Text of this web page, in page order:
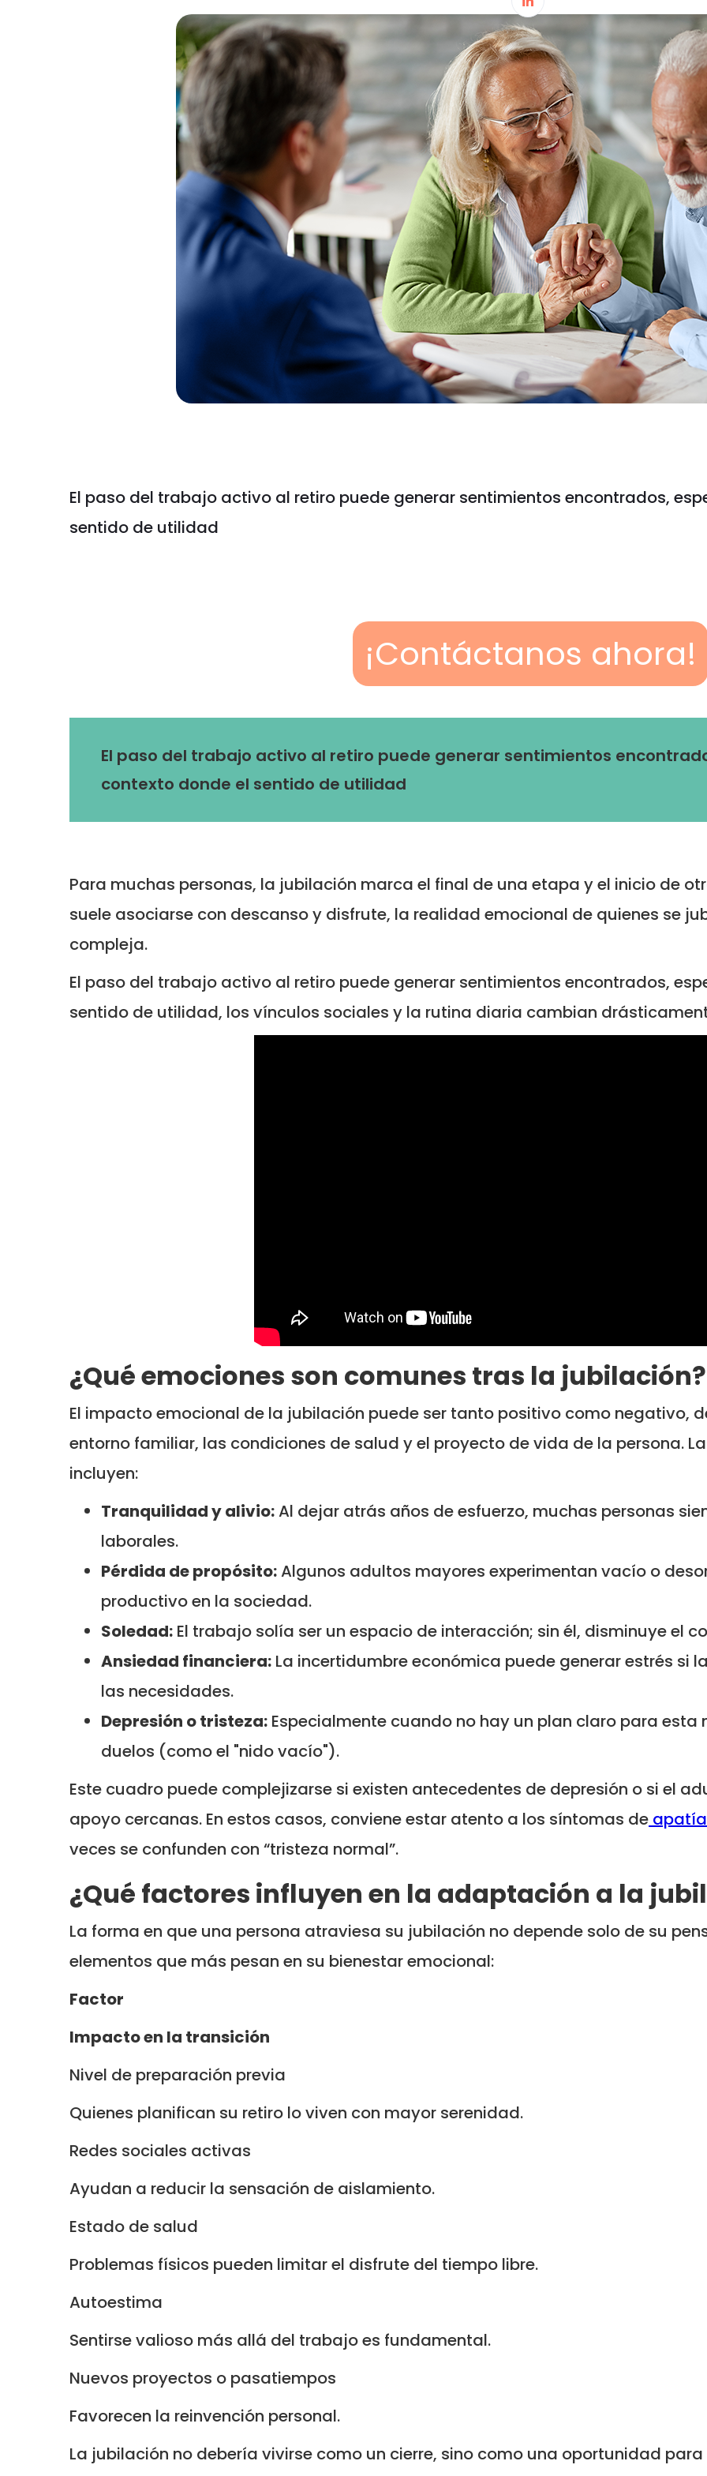
El paso del trabajo activo al retiro puede generar sentimientos encontrados,
sentido de utilidad
¡Contáctanos ahora!
El paso del trabajo activo al retiro puede generar sentimientos
contexto donde el sentido de utilidad
Para muchas personas, la jubilación marca el final de una etapa y el inicio de
suele asociarse con descanso y disfrute, la realidad emocional de quienes se
compleja.
El paso del trabajo activo al retiro puede generar sentimientos encontrados,
sentido de utilidad, los vínculos sociales y la rutina diaria cambian
¿Qué emociones son comunes tras la jubilación?
El impacto emocional de la jubilación puede ser tanto positivo como negativo,
entorno familiar, las condiciones de salud y el proyecto de vida de la persona.
incluyen:
Tranquilidad y alivio:Al dejar atrás años de esfuerzo, muchas personas
laborales.
Pérdida de propósito:Algunos adultos mayores experimentan vacío o
productivo en la sociedad.
Soledad: El trabajo solía ser un espacio de interacción; sin él, disminuye el
Ansiedad financiera: La incertidumbre económica puede generar estrés si
las necesidades.
Depresión o tristeza: Especialmente cuando no hay un plan claro para
duelos (como el "nido vacío").
Este cuadro puede complejizarse si existen antecedentes de depresión o si el
apoyo cercanas. En estos casos, conviene estar atento a los síntomas de
veces se confunden con “tristeza normal”.
¿Qué factores influyen en la adaptación a la
La forma en que una persona atraviesa su jubilación no depende solo de su
elementos que más pesan en su bienestar emocional:
Factor
Impacto en la transición
Nivel de preparación previa
Quienes planifican su retiro lo viven con mayor serenidad.
Redes sociales activas
Ayudan a reducir la sensación de aislamiento.
Estado de salud
Problemas físicos pueden limitar el disfrute del tiempo libre.
Autoestima
Sentirse valioso más allá del trabajo es fundamental.
Nuevos proyectos o pasatiempos
Favorecen la reinvención personal.
La jubilación no debería vivirse como un cierre, sino como una oportunidad